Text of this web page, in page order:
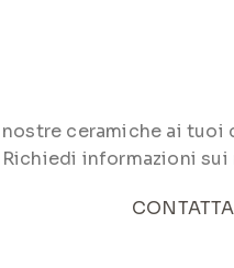
ceramiche ai
informazioni